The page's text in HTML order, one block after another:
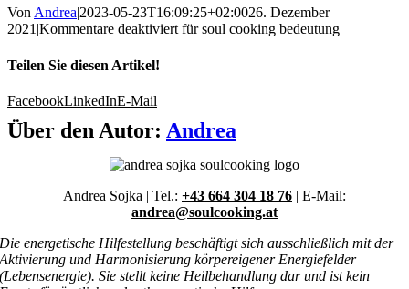
VonAndrea|2023-05-23T16:09:25+02:0026. Dezember
2021|Kommentare deaktiviertfür soul cooking bedeutung
Teilen Sie diesen Artikel!
FacebookLinkedInE-Mail
Über den Autor: Andrea
Andrea Sojka | Tel.: +43 664 304 18 76 | E-Mail:
andrea@soulcooking.at
Die energetische Hilfestellung beschäftigt sich ausschließlich mit der
Aktivierung und Harmonisierung körpereigener Energiefelder
(Lebensenergie). Sie stellt keine Heilbehandlung dar und ist kein